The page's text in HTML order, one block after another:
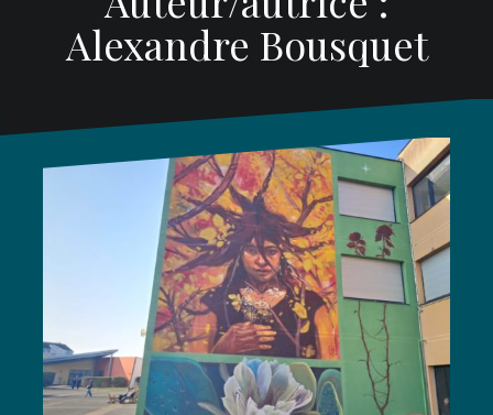
Alexandre Bousquet